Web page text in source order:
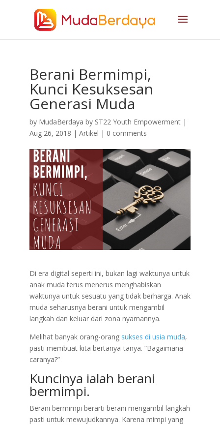
Berani Bermimpi,
Kunci Kesuksesan
Generasi Muda
by MudaBerdaya by ST22 Youth Empowerment|
Aug 26, 2018 | Artikel | 0 comments
Di era digital seperti ini, bukan lagi waktunya untuk
anak muda terus menerus menghabiskan
waktunya untuk sesuatu yang tidak berharga. Anak
muda seharusnya berani untuk mengambil
langkah dan keluar dari zona nyamannya.
Melihat banyak orang-orang sukses di usia muda,
pasti membuat kita bertanya-tanya. “Bagaimana
caranya?”
Kuncinya ialah berani
bermimpi.
Berani bermimpi berarti berani mengambil langkah
pasti untuk mewujudkannya. Karena mimpi yang